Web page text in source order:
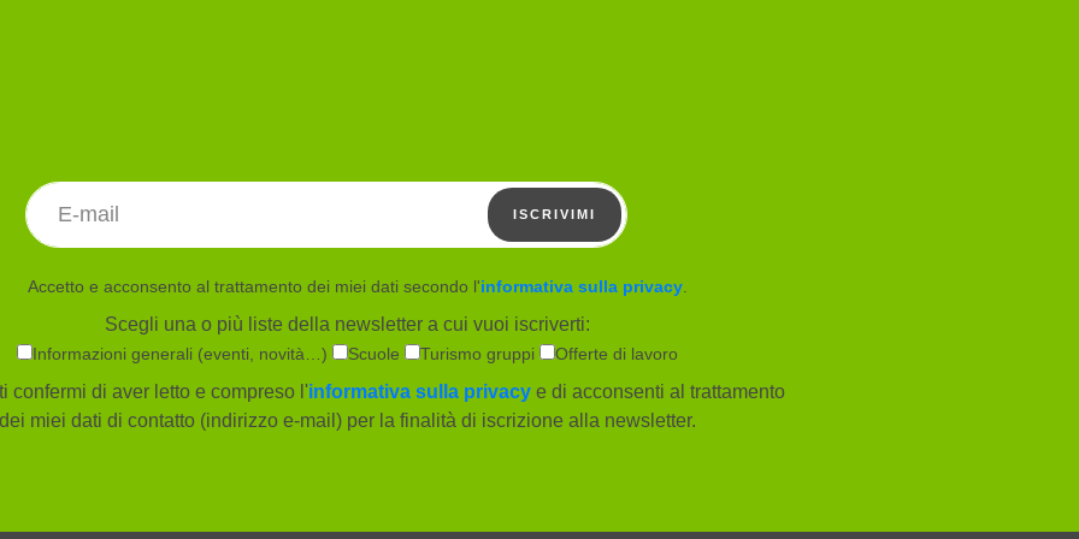
ISCRIVIMI
Accetto e acconsento al trattamento dei miei dati secondo l'informativa sulla privacy.
Scegli una o più liste della newsletter a cui vuoi iscriverti:
Informazioni generali (eventi, novità…) Scuole Turismo gruppi Offerte di lavoro
confermi di aver letto e compreso l'informativa sulla privacye di acconsenti al trattamento
dei miei dati di contatto (indirizzo e-mail) per la finalità di iscrizione alla newsletter.